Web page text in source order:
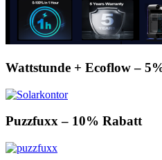
Wattstunde + Ecoflow –
Puzzfuxx – 10% Rabatt